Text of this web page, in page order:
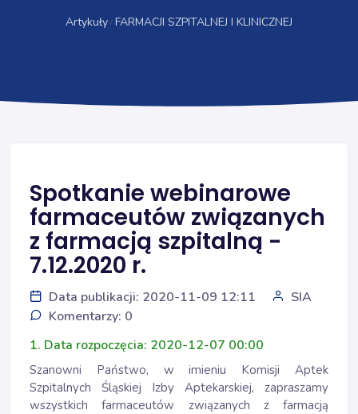
Artykuły FARMACJI SZPITALNEJ I KLINICZNEJ
Spotkanie webinarowe
farmaceutów związanych
z farmacją szpitalną -
7.12.2020 r.
Data publikacji: 2020-11-09 12:11
SIA
Komentarzy: 0
1. Data rozpoczęcia: 2020-12-07 00:00
Szanowni Państwo, w imieniu Komisji Aptek
Szpitalnych Śląskiej Izby Aptekarskiej, zapraszamy
wszystkich farmaceutów związanych z farmacją